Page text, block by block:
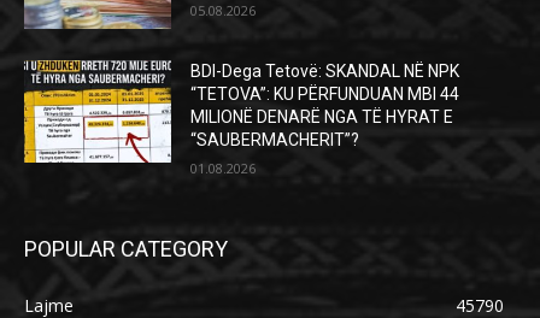
05.08.2026
BDI-Dega Tetovë: SKANDAL NË NPK
“TETOVA”: KU PËRFUNDUAN MBI 44
MILIONË DENARË NGA TË HYRAT E
“SAUBERMACHERIT”?
01.08.2026
POPULAR CATEGORY
Lajme
45790